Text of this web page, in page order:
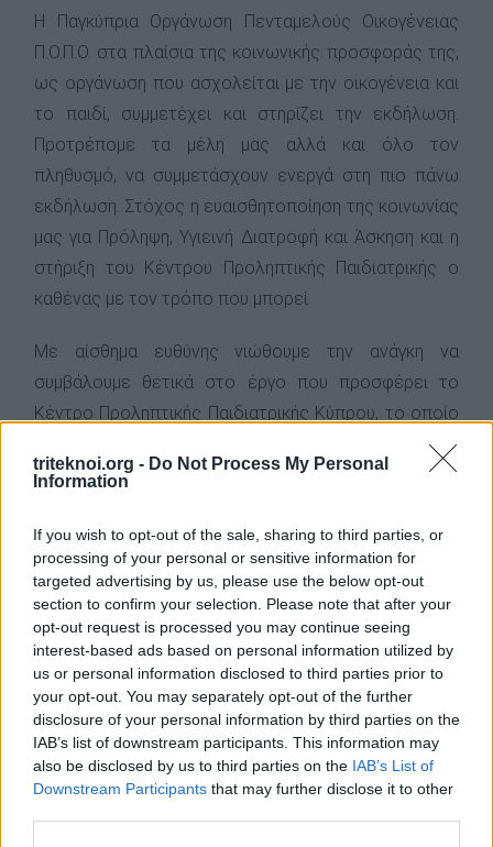
triteknoi.org - Do Not Process My Personal
Information
If you wish to opt-out of the sale, sharing to third parties, or
processing of your personal or sensitive information for
targeted advertising by us, please use the below opt-out
section to confirm your selection. Please note that after your
opt-out request is processed you may continue seeing
interest-based ads based on personal information utilized by
us or personal information disclosed to third parties prior to
your opt-out. You may separately opt-out of the further
disclosure of your personal information by third parties on the
IAB’s list of downstream participants. This information may
also be disclosed by us to third parties on the IAB’s List of
Downstream Participants that may further disclose it to other
Η Παγκύπρια Οργάνωση Πενταμελούς Οικογένειας
Π.Ο.Π.Ο. στα πλαίσια της κοινωνικής προσφοράς της,
ως οργάνωση που ασχολείται με την οικογένεια και
το παιδί, συμμετέχει και στηρίζει την εκδήλωση.
Προτρέπομε τα μέλη μας αλλά και όλο τον
πληθυσμό, να συμμετάσχουν ενεργά στη πιο πάνω
εκδήλωση. Στόχος η ευαισθητοποίηση της κοινωνίας
μας για Πρόληψη, Υγιεινή Διατροφή και Άσκηση και η
στήριξη του Κέντρου Προληπτικής Παιδιατρικής ο
καθένας με τον τρόπο που μπορεί.
Με αίσθημα ευθύνης νιώθουμε την ανάγκη να
συμβάλουμε θετικά στο έργο που προσφέρει το
Κέντρο Προληπτικής Παιδιατρικής Κύπρου, το οποίο
ως φιλανθρωπικός οργανισμός με έδρα τη Λεμεσό
έχει την αποκλειστικότητα στην προσφορά μαζικών
από το 1988 όλο τον πληθυσμό εγκύων και νεογνών
της Κύπρου, για πρόληψη της νοητικής υστέρησης και
της βαρηκοΐας. Η εισφορά όλων μας θεωρείται
απαραίτητη για να συνεχίσει επιτυχώς το Κέντρο να
προσφέρει ανιδιοτελώς τις υπηρεσίες του προς
όφελος της Κυπριακής κοινωνίας. Η κάθε εισφορά
είναι μεγάλη! Άτομα, Οργανισμοί, Επιχειρήσεις,
Σχολεία, Οργανωμένα Σύνολα κλπ καλούνται να
βοηθήσουν και να συνεισφέρουν. Γίνονται δεκτές